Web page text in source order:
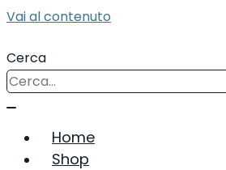
Vai al contenuto
Cerca
Home
Shop